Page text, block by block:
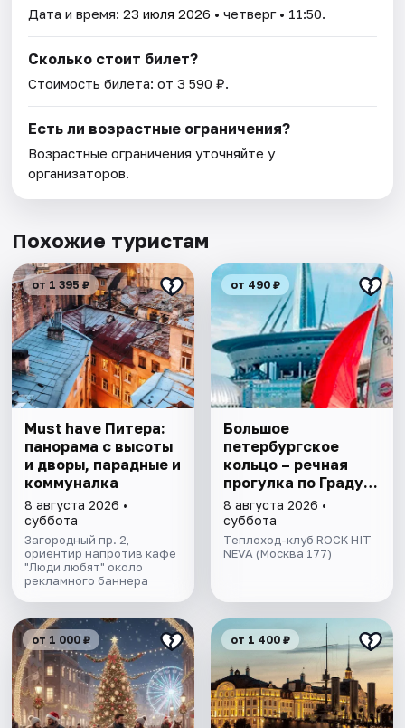
Дата и время:23 июля 2026 • четверг • 11:50.
Сколько стоит билет?
Стоимость билета: от 3 590 ₽.
Есть ли возрастные ограничения?
Возрастные ограничения уточняйте у
организаторов.
Похожие туристам
от 1 395 ₽
Must have Питера:
панорама с высоты
и дворы, парадные и
коммуналка
8 августа 2026 •
суббота
Загородный пр. 2,
ориентир напротив кафе
"Люди любят" около
рекламного баннера
от 490 ₽
Большое
петербургское
кольцо – речная
прогулка пo Граду
на Неве с
авторской
экскурсией и живой
музыкой в тёплом
8 августа 2026 •
суббота
Теплоход-клуб ROCK HIT
NEVA (Москва 177)
от 1 000 ₽ от 1 400 ₽